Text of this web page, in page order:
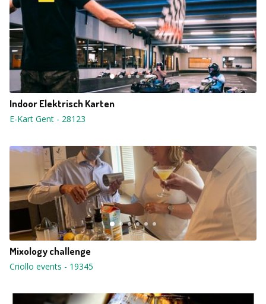
Indoor Elektrisch Karten
E-Kart Gent - 28123
Mixology challenge
Criollo events - 19345